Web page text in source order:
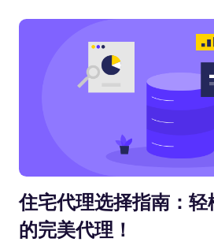
住宅代理选择指南：
的完美代理！